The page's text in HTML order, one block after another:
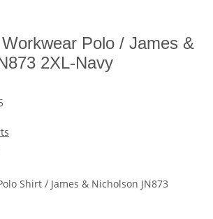
Polo / James &
2XL-Navy
Shirt / James & Nicholson JN873